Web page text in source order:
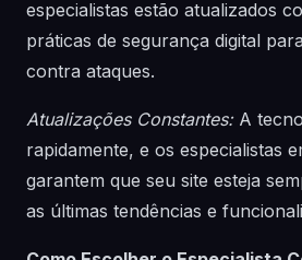
especialistas estão atualizados
práticas de segurança digital
contra ataques.
Atualizações Constantes:A
rapidamente, e os especialistas
garantem que seu site esteja
as últimas tendências e